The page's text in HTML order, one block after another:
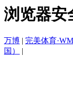
浏览器安
万博 | 完美体育·WM
国）
|